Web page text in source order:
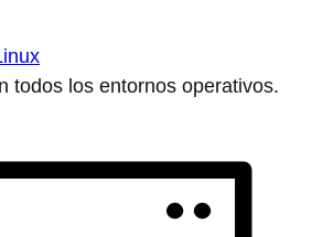
todos los entornos operativos.